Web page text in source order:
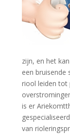
zijn, en het
een bruisende
riool leiden tot
is er
van